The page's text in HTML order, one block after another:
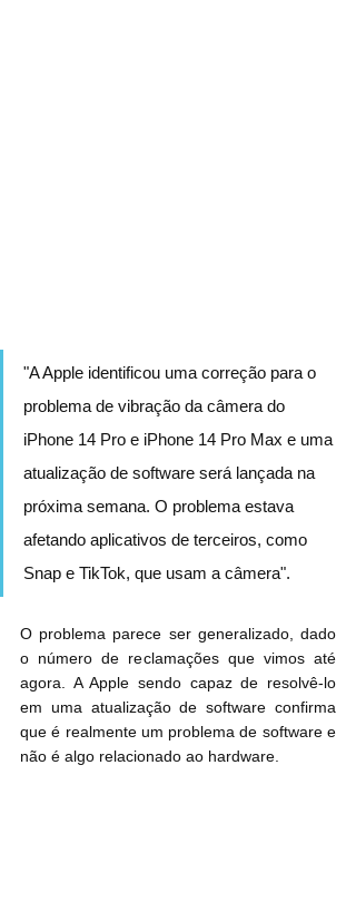
"A Apple identificou uma correção para o
problema de vibração da câmera do
iPhone 14 Pro e iPhone 14 Pro Max e uma
atualização de software será lançada na
próxima semana. O problema estava
afetando aplicativos de terceiros, como
Snap e TikTok, que usam a câmera".
O problema parece ser generalizado, dado
o número de reclamações que vimos até
agora. A Apple sendo capaz de resolvê-lo
em uma atualização de software confirma
que é realmente um problema de software e
não é algo relacionado ao hardware.